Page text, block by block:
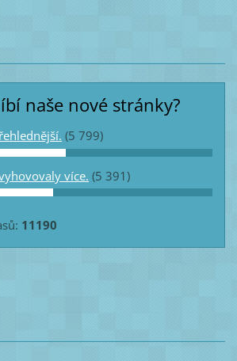
naše nové stránky?
(5 799)
více. (5 391)
11190